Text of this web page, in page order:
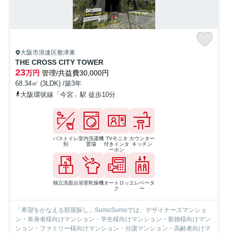
大阪市浪速区敷津東
THE CROSS CITY TOWER
23万円 管理/共益費30,000円
68.34㎡ (3LDK) /築3年
大阪環状線「今宮」駅 徒歩10分
バストイレ
別
室内洗濯機
置場
TVモニタ
付きインタ
ーホン
カウンター
キッチン
独立洗面台浴室乾燥機オートロッ
ク
エレベータ
ー
「希望をかなえる部屋探し」SumoSumoでは、デザイナーズマンショ
ン・単身者様向けマンション・学生様向けマンション・新婚様向けマン
ション・ファミリー様向けマンション・分譲マンション・高齢者向けマ